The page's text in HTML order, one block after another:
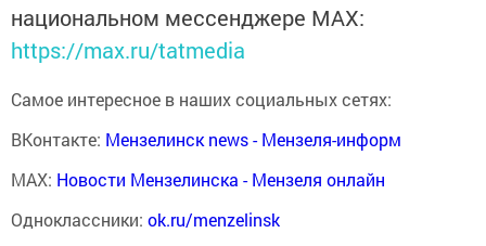
национальном мессенджере MАХ:
https://max.ru/tatmedia
Самое интересное в наших социальных сетях:
ВКонтакте: Мензелинск news - Мензеля-информ
MAX: Новости Мензелинска - Мензеля онлайн
Одноклассники: ok.ru/menzelinsk